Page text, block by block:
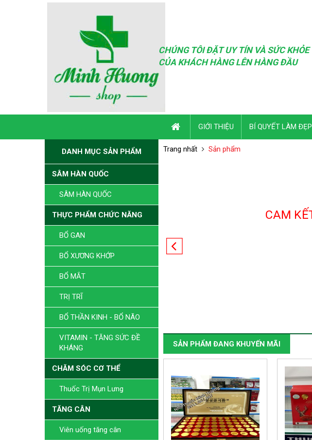
CHÚNG TÔI ĐẶT UY TÍN VÀ SỨC KHỎE
CỦA KHÁCH HÀNG LÊN HÀNG ĐẦU
GIỚI THIỆU BÍ QUYẾT LÀM ĐẸP
Trang nhất Sản phẩm
SẢN PHẨM ĐANG KHUYẾN MÃI
-300.000 VND
DANH MỤC SẢN PHẨM
SÂM HÀN QUỐC
SÂM HÀN QUỐC
THỰC PHẨM CHỨC NĂNG
BỔ GAN
BỔ XƯƠNG KHỚP
BỔ MẮT
TRỊ TRĨ
BỔ THẦN KINH - BỔ NÃO
VITAMIN - TĂNG SỨC ĐỀ
KHÁNG
CHĂM SÓC CƠ THỂ
Thuốc Trị Mụn Lưng
TĂNG CÂN
Viên uống tăng cân